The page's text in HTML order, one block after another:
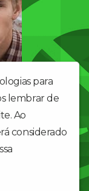
up Kicks
para
lembrar de
Ao
considerado